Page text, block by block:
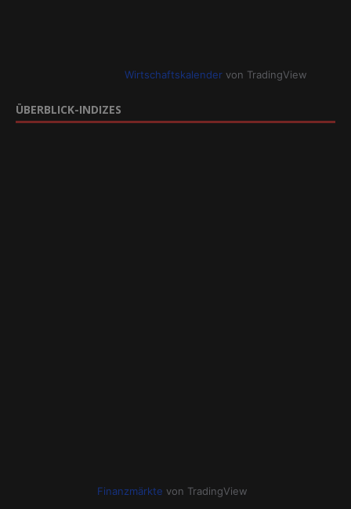
Wirtschaftskalendervon TradingView
ÜBERBLICK-INDIZES
Finanzmärkte von TradingView